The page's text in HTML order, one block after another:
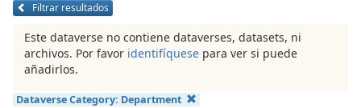
Filtrar resultados
Este dataverse no contiene dataverses, datasets, ni
archivos. Por favor identifíquese para ver si puede
añadirlos.
Dataverse Category: Department